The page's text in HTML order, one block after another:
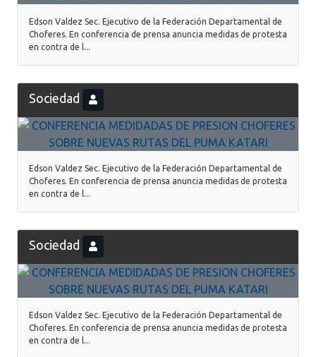
Edson Valdez Sec. Ejecutivo de la Federación Departamental de
Choferes. En conferencia de prensa anuncia medidas de protesta
en contra de l...
Sociedad
Edson Valdez Sec. Ejecutivo de la Federación Departamental de
Choferes. En conferencia de prensa anuncia medidas de protesta
en contra de l...
Sociedad
Edson Valdez Sec. Ejecutivo de la Federación Departamental de
Choferes. En conferencia de prensa anuncia medidas de protesta
en contra de l...